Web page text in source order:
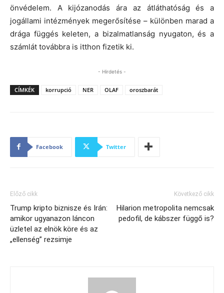
önvédelem. A kijózanodás ára az átláthatóság és a
jogállami intézmények megerősítése – különben marad a
drága függés keleten, a bizalmatlanság nyugaton, és a
számlát továbbra is itthon fizetik ki.
- Hirdetés -
CÍMKÉK korrupció NER OLAF oroszbarát
Facebook Twitter
Előző cikk
Trump kripto biznisze és Irán:
amikor ugyanazon láncon
üzletel az elnök köre és az
„ellenség” rezsimje
Következő cikk
Hilarion metropolita nemcsak
pedofil, de kábszer függő is?